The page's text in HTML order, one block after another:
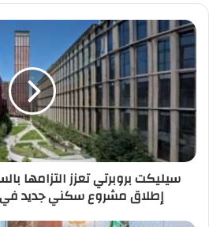
سيليكت بروبرتي تعزز التزامها
إطلاق مشروع سكني جديد في